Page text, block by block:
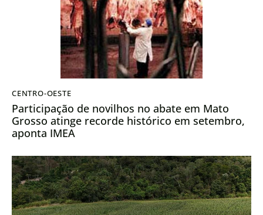
CENTRO-OESTE
Participação de novilhos no abate em Mato
Grosso atinge recorde histórico em setembro,
aponta IMEA